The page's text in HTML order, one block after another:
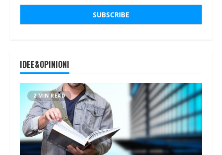
IDEE&OPINIONI
2 MIN READ